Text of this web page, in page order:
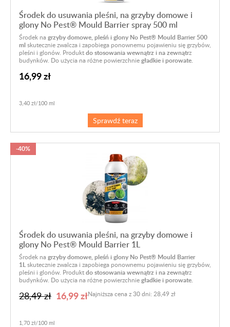
Środek do usuwania pleśni, na grzyby domowe i
glony No Pest® Mould Barrier spray 500 ml
Środek na grzyby domowe, pleśń i glony No Pest® Mould Barrier 500
mlskutecznie zwalcza i zapobiega ponownemu pojawieniu się grzybów,
pleśni i glonów. Produktdo stosowania wewnątrz i na zewnątrz
budynków. Do użycia na różne powierzchniegładkie i porowate.
16,99 zł
3,40 zł/100 ml
Sprawdź teraz
Środek do usuwania pleśni, na grzyby domowe i
glony No Pest® Mould Barrier 1L
-40%
Środek na grzyby domowe, pleśń i glony No Pest® Mould Barrier
1Lskutecznie zwalcza i zapobiega ponownemu pojawieniu się grzybów,
pleśni i glonów. Produktdo stosowania wewnątrz i na zewnątrz
budynków. Do użycia na różne powierzchniegładkie i porowate.
28,49 zł 16,99 zł
1,70 zł/100 ml
Najniższa cena z 30 dni: 28,49 zł